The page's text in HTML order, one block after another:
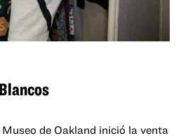
de Oakland inició la venta